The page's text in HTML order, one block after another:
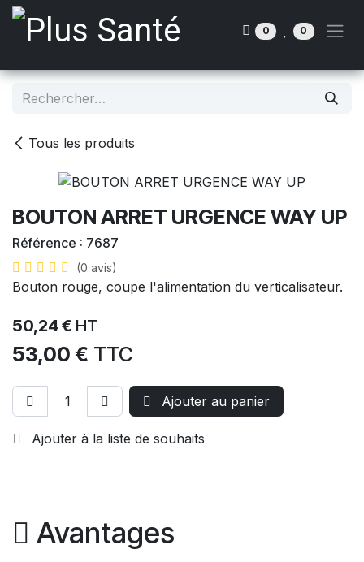
Se rendre au contenu
0 0
Tous les produits
BOUTON ARRET URGENCE WAY UP
Référence : 7687
(0 avis)
Bouton rouge, coupe l'alimentation du verticalisateur.
50,24€ HT
53,00 € TTC
Ajouter au panier
Ajouter à la liste de souhaits
Avantages